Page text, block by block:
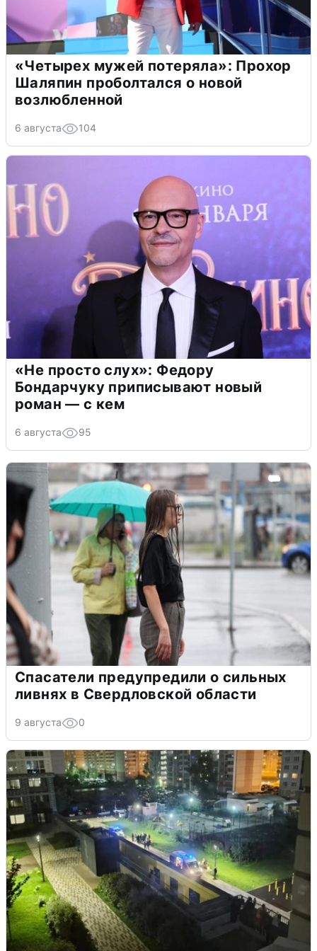
«Четырех мужей потеряла»: Прохор
Шаляпин проболтался о новой
возлюбленной
6 августа 104
«Не просто слух»: Федору
Бондарчуку приписывают новый
роман — с кем
6 августа 95
Спасатели предупредили о сильных
ливнях в Свердловской области
9 августа 0